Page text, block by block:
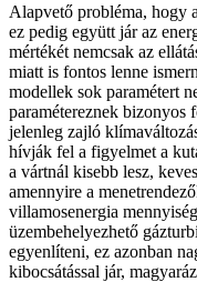
Alapvető probléma, hogy
ez pedig együtt jár az
mértékét nemcsak az
miatt is fontos lenne
modellek sok paramétert
paramétereznek bizonyos
jelenleg zajló
hívják fel a figyelmet a
a vártnál kisebb lesz,
amennyire a
villamosenergia
üzembehelyezhető
egyenlíteni, ez azonban
kibocsátással jár,